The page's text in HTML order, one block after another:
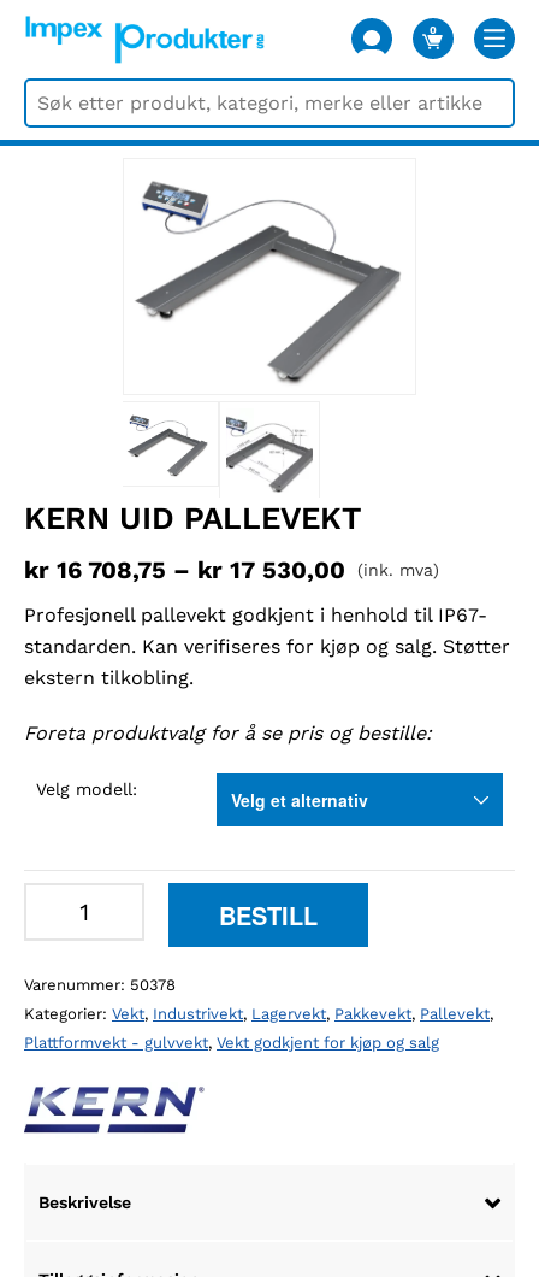
0
VARER
KERN UID PALLEVEKT
kr 16 708,75 – kr 17 530,00 (ink. mva)
Profesjonell pallevekt godkjent i henhold til IP67-
standarden. Kan verifiseres for kjøp og salg. Støtter
ekstern tilkobling.
Foreta produktvalg for å se pris og bestille:
Velg modell:
antall
BESTILL
Varenummer: 50378
Kategorier: Vekt, Industrivekt, Lagervekt, Pakkevekt, Pallevekt,
Plattformvekt - gulvvekt, Vekt godkjent for kjøp og salg
Beskrivelse